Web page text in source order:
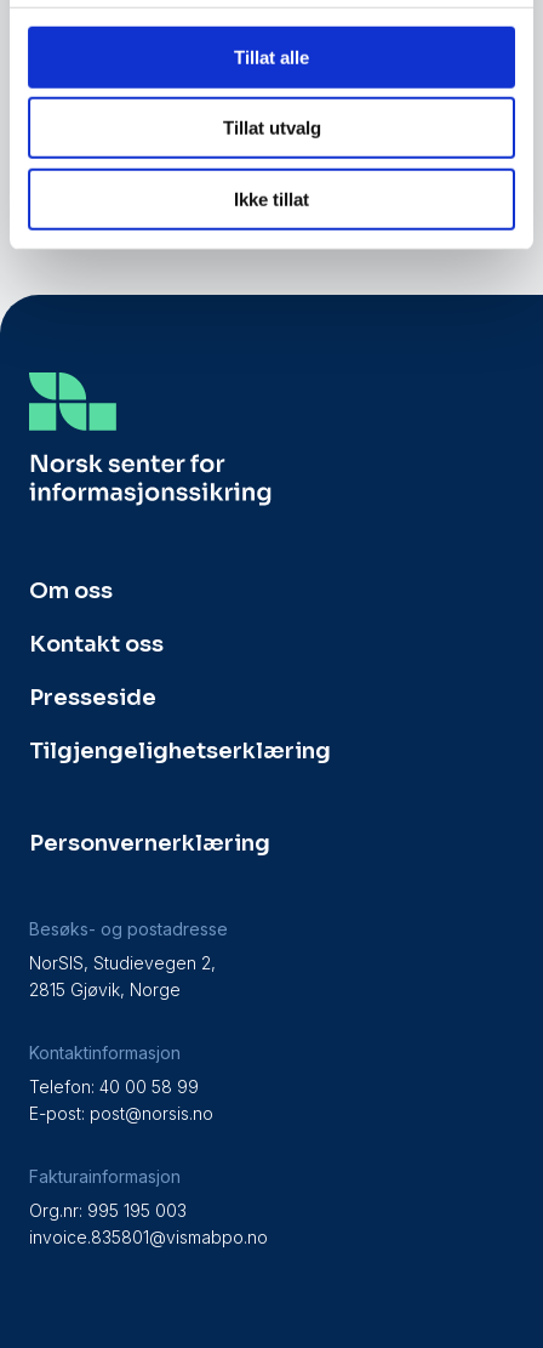
Tillat alle
Tillat utvalg
Ikke tillat
Modul: Du har fått e-post
opplæringspakka Er det farlig å trykke
på en lenke i en e…
Om oss
Kontakt oss
Presseside
Tilgjengelighetserklæring
Personvernerklæring
Besøks- og postadresse
NorSIS, Studievegen 2,
2815 Gjøvik, Norge
Kontaktinformasjon
Telefon: 40 00 58 99
E-post: post@norsis.no
Fakturainformasjon
Org.nr: 995 195 003
invoice.835801@vismabpo.no